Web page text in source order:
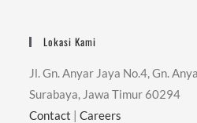
Lokasi Kami
Jl. Gn. Anyar Jaya No.4, Gn.
Surabaya, Jawa Timur 60294
Contact |Careers